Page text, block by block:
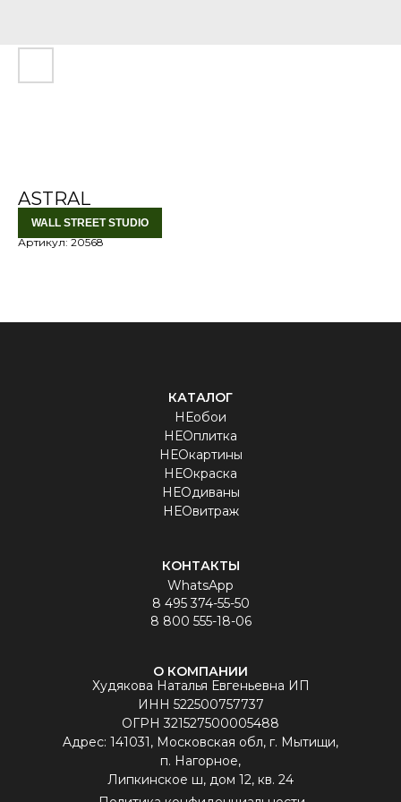
ASTRAL
WALL STREET STUDIO
Артикул:20568
КАТАЛОГ
НЕобои
НЕОплитка
НЕОкартины
НЕОкраска
НЕОдиваны
НЕОвитраж
КОНТАКТЫ
WhatsApp
8 495 374-55-50
8 800 555-18-06
Худякова Наталья Евгеньевна ИП
ИНН 522500757737
ОГРН 321527500005488
Aдрес: 141031, Московская обл, г. Мытищи,
п. Нагорное,
Липкинское ш, дом 12, кв. 24
О КОМПАНИИ